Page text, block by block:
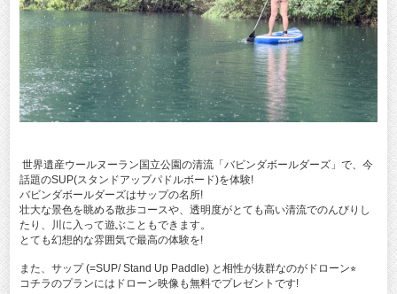
世界遺産ウールヌーラン国立公園の清流「バビンダボールダーズ」で、今
話題のSUP(スタンドアップパドルボード)を体験!
バビンダボールダーズはサップの名所!
壮大な景色を眺める散歩コースや、透明度がとても高い清流でのんびりし
たり、川に入って遊ぶこともできます。
とても幻想的な雰囲気で最高の体験を!
また、サップ (=SUP/ Stand Up Paddle) と相性が抜群なのがドローン⭐︎
コチラのプランにはドローン映像も無料でプレゼントです!